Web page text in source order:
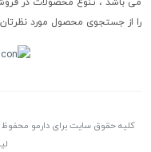
را از جستجوی محصول مورد
کلیه حقوق سایت برای دارمو